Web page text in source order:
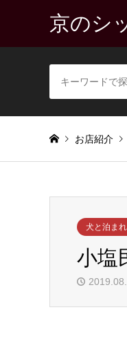
京のシ
お店紹介
犬と泊ま
小塩